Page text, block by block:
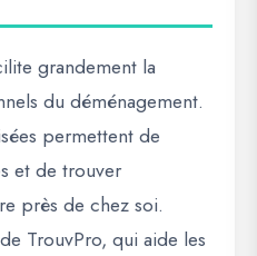
grandement la
du déménagement.
permettent de
et de trouver
près de chez soi.
TrouvPro, qui aide les